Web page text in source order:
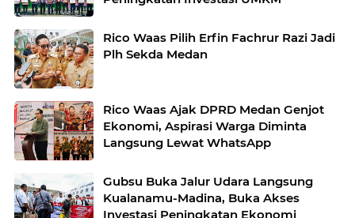
Rico Waas Pilih Erfin Fachrur Razi Jadi
Plh Sekda Medan
Rico Waas Ajak DPRD Medan Genjot
Ekonomi, Aspirasi Warga Diminta
Langsung Lewat WhatsApp
Gubsu Buka Jalur Udara Langsung
Kualanamu-Madina, Buka Akses
Investasi Peningkatan Ekonomi